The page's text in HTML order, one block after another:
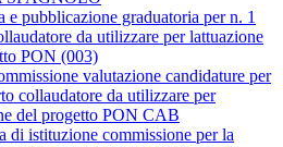
e pubblicazione graduatoria per n. 1
da utilizzare per lattuazione
PON (003)
valutazione candidature per
collaudatore da utilizzare per
del progetto PON CAB
di istituzione commissione per la